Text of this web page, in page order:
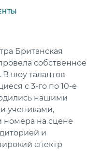
Британская
собственное
шоу талантов
с 3-го по 10-е
нашими
учениками,
номера на сцене
и
спектр